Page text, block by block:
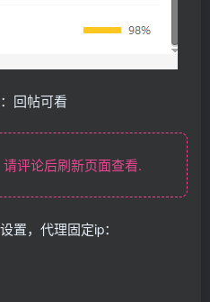
回帖可看
评论后刷新页面查看.
置，代理固定ip：